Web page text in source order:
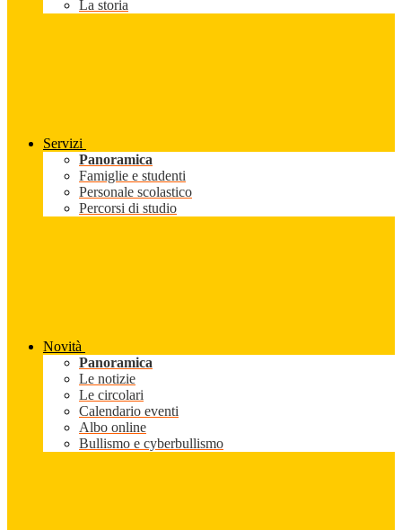
La storia
Servizi
Panoramica
Famiglie e studenti
Personale scolastico
Percorsi di studio
Novità
Panoramica
Le notizie
Le circolari
Calendario eventi
Albo online
Bullismo e cyberbullismo